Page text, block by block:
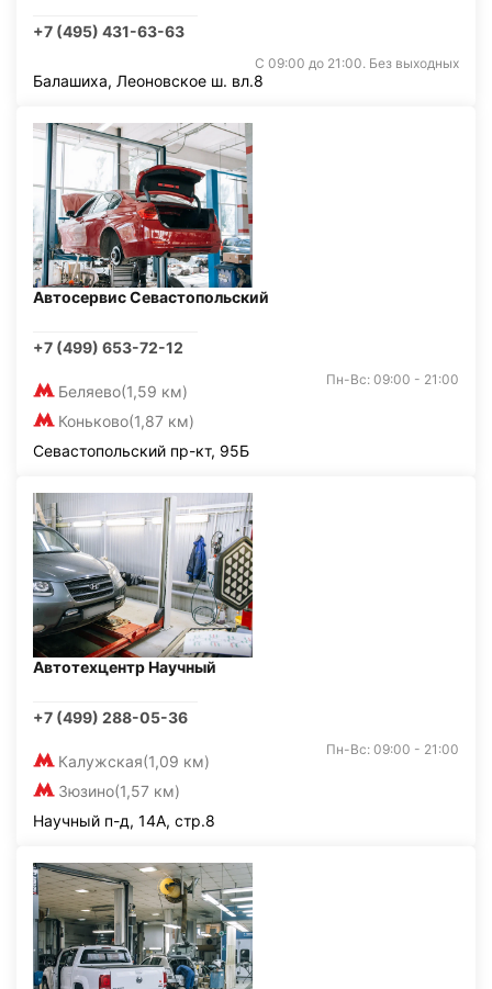
+7 (495) 431-63-63
С 09:00 до 21:00. Без выходных
Балашиха, Леоновское ш. вл.8
Автосервис Севастопольский
+7 (499) 653-72-12
Беляево(1,59 км)
Коньково(1,87 км)
Пн-Вс: 09:00 - 21:00
Севастопольский пр-кт, 95Б
Автотехцентр Научный
+7 (499) 288-05-36
Калужская(1,09 км)
Зюзино(1,57 км)
Пн-Вс: 09:00 - 21:00
Научный п-д, 14А, стр.8